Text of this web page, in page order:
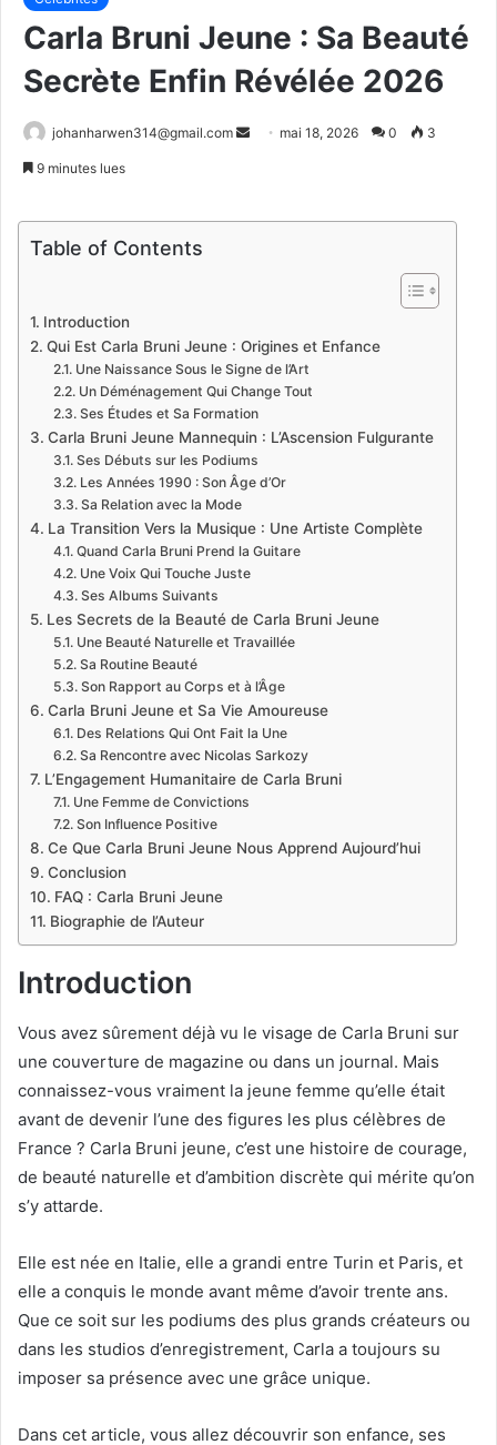
Carla Bruni Jeune : Sa Beauté
Secrète Enfin Révélée 2026
johanharwen314@gmail.com
Envoyermai 18, 2026 0 3
9 minutes lues
Table of Contents
Introduction
Qui Est Carla Bruni Jeune : Origines et Enfance
Une Naissance Sous le Signe de l’Art
Un Déménagement Qui Change Tout
Ses Études et Sa Formation
Carla Bruni Jeune Mannequin : L’Ascension Fulgurante
Ses Débuts sur les Podiums
Les Années 1990 : Son Âge d’Or
Sa Relation avec la Mode
La Transition Vers la Musique : Une Artiste Complète
Quand Carla Bruni Prend la Guitare
Une Voix Qui Touche Juste
Ses Albums Suivants
Les Secrets de la Beauté de Carla Bruni Jeune
Une Beauté Naturelle et Travaillée
Sa Routine Beauté
Son Rapport au Corps et à l’Âge
Carla Bruni Jeune et Sa Vie Amoureuse
Des Relations Qui Ont Fait la Une
Sa Rencontre avec Nicolas Sarkozy
L’Engagement Humanitaire de Carla Bruni
Une Femme de Convictions
Son Influence Positive
Ce Que Carla Bruni Jeune Nous Apprend Aujourd’hui
Conclusion
FAQ : Carla Bruni Jeune
Biographie de l’Auteur
Introduction
Vous avez sûrement déjà vu le visage de Carla Bruni sur
une couverture de magazine ou dans un journal. Mais
connaissez-vous vraiment la jeune femme qu’elle était
avant de devenir l’une des figures les plus célèbres de
France ? Carla Bruni jeune, c’est une histoire de courage,
de beauté naturelle et d’ambition discrète qui mérite qu’on
s’y attarde.
Elle est née en Italie, elle a grandi entre Turin et Paris, et
elle a conquis le monde avant même d’avoir trente ans.
Que ce soit sur les podiums des plus grands créateurs ou
dans les studios d’enregistrement, Carla a toujours su
imposer sa présence avec une grâce unique.
Dans cet article, vous allez découvrir son enfance, ses